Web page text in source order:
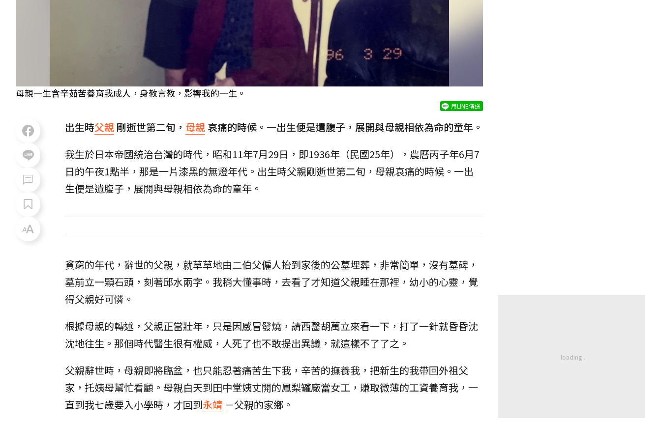
母親一生含辛茹苦養育我成人，身教言教，影響我的一生。
用LINE傳送
出生時父親 剛逝世第二旬， 母親 哀痛的時候。一出生便是遺腹子，展開與母親相依為命的童年。
我生於日本帝國統治台灣的時代，昭和11年7月29日，即1936年（民國25年），農曆丙子年6月7
日的午夜1點半，那是一片漆黑的無燈年代。出生時父親剛逝世第二旬，母親哀痛的時候。一出
生便是遺腹子，展開與母親相依為命的童年。
貧窮的年代，辭世的父親，就草草地由二伯父僱人抬到家後的公墓埋葬，非常簡單，沒有墓碑，
墓前立一顆石頭，刻著邱水兩字。我稍大懂事時，去看了才知道父親睡在那裡，幼小的心靈，覺
得父親好可憐。
根據母親的轉述，父親正當壯年，只是因感冒發燒，請西醫胡萬立來看一下，打了一針就昏昏沈
沈地往生。那個時代醫生很有權威，人死了也不敢提出異議，就這樣不了了之。
父親辭世時，母親即將臨盆，也只能忍著痛苦生下我，辛苦的撫養我，把新生的我帶回外祖父
家，托姨母幫忙看顧。母親白天到田中堂姨丈開的鳳梨罐廠當女工，賺取微薄的工資養育我，一
直到我七歲要入小學時，才回到永靖 －父親的家鄉。